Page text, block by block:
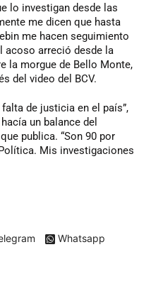
lo investigan desde las
me dicen que hasta
me hacen seguimiento
acoso arreció desde la
la morgue de Bello Monte,
del video del BCV.
de justicia en el país”,
un balance del
publica. “Son 90 por
Mis investigaciones
Whatsapp